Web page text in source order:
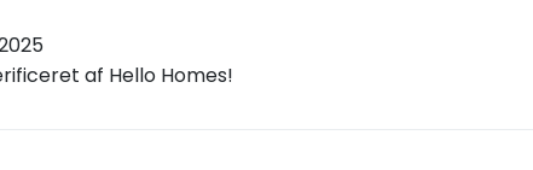
af Hello Homes!